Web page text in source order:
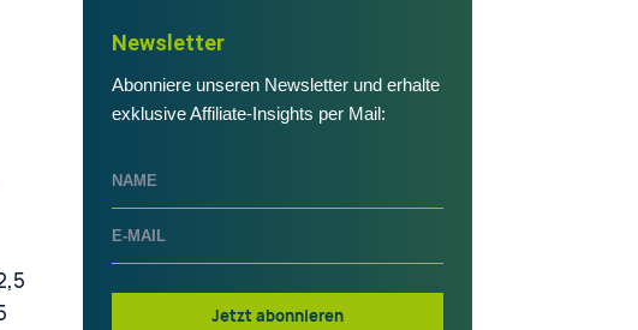
Newsletter
Abonniere unseren Newsletter und erhalte
exklusive Affiliate-Insights per Mail:
Jetzt abonnieren